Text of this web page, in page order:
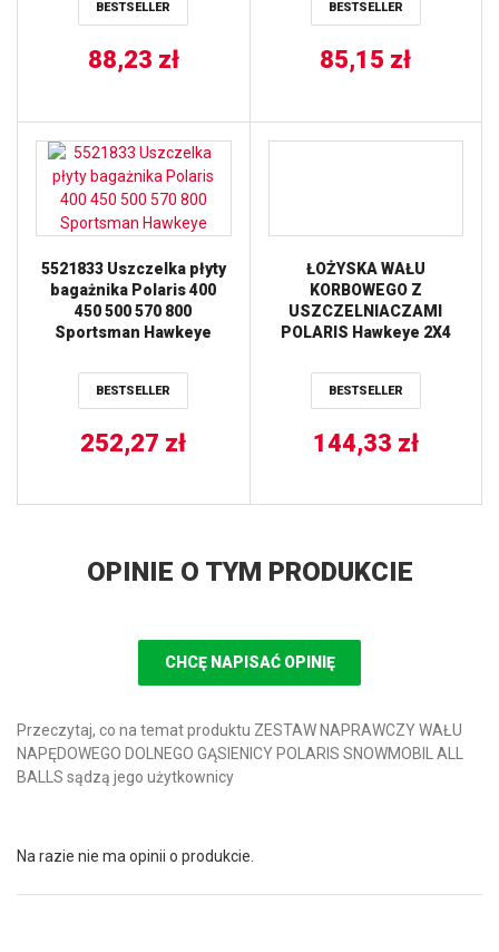
BESTSELLER
88,23 zł
BESTSELLER
85,15 zł
5521833 Uszczelka płyty
bagażnika Polaris 400
450 500 570 800
Sportsman Hawkeye
BESTSELLER
252,27 zł
ŁOŻYSKA WAŁU
KORBOWEGO Z
USZCZELNIACZAMI
POLARIS Hawkeye 2X4
’06-’07, Sportsman 300 4x
4 ’08-’10 ALL BALLS
BESTSELLER
144,33 zł
OPINIE O TYM PRODUKCIE
CHCĘ NAPISAĆ OPINIĘ
Przeczytaj, co na temat produktu ZESTAW NAPRAWCZY WAŁU
NAPĘDOWEGO DOLNEGO GĄSIENICY POLARIS SNOWMOBIL ALL
BALLS sądzą jego użytkownicy
Na razie nie ma opinii o produkcie.